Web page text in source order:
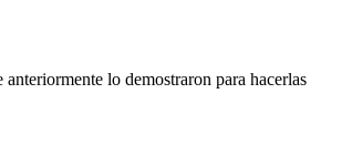
lo demostraron para hacerlas